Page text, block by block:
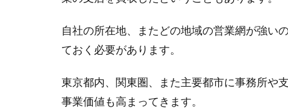
自社の所在地、またどの地域の営業網が強い
ておく必要があります。
東京都内、関東圏、また主要都市に事務所や
事業価値も高まってきます。